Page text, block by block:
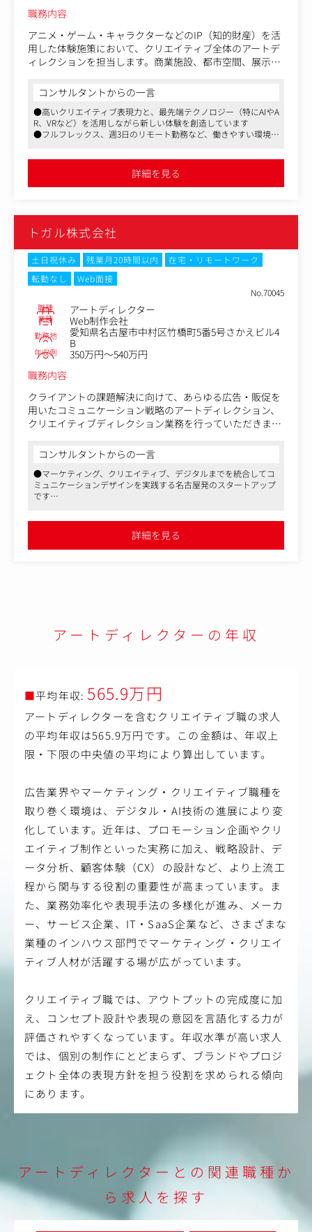
職務内容
アニメ・ゲーム・キャラクターなどのIP（知的財産）を活
用した体験施策において、クリエイティブ全体のアートデ
ィレクションを担当します。商業施設、都市空間、展示・
フィールドで、IPが本来持つ世界観や魅力を最大限に活か
しながら、リアルとデジタルが融合した新しい体験価値を
創出していただきます。
原作・作品の世界観を深く理解し、それを空間・グラフィ
る体験を、デザインとディレクションの力で実現する役割
ィレクション
・原作／版元のトーン＆マナー、レギュレーションを踏ま
えた世界観・コンセプト設計・キービジュアル／空間内ビ
ジュアル／グラフィック／デジタル演出のディレクション
・ライセンサー（版権元）との監修対応・折衝・品質調整
・社内デザイナーや外部パートナーへのディレクション、
制作進行・品質管理
・企画・体験設計フェーズからの上流での関与
コンサルタントからの一言
●高いクリエイティブ表現力と、最先端テクノロジー（特にAIやA
R、VRなど）を活用しながら新しい体験を創造しています
●フルフレックス、週3日のリモート勤務など、働きやすい環境が
解決など様々な案件を担当いただきます
詳細を見る
トガル株式会社
土日祝休み 残業月20時間以内
在宅・リモートワーク
転勤なし
Web面接
No.70045
職種 アートディレクター
業種 Web制作会社
勤務地
愛知県名古屋市中村区竹橋町5番5号さかえビル4
B
年収例
350万円～540万円
職務内容
クライアントの課題解決に向けて、あらゆる広告・販促を
用いたコミュニケーション戦略のアートディレクション、
クリエイティブディレクション業務を行っていただきま
大手代理店や地場企業から厚い信頼を寄せられており、既
存顧客や紹介企業からの案件獲得がほとんどです。
制作案件における窓口として、クライアントとの打ち合わ
せから携わっていただきます。
受注に繋げていきます。
で、自身のスキル向上にも繋がります。
・企画提案
・制作進行管理
・デザイン制作
・スケジュール調整
・制作スタッフのディレクション
・クオリティチェック
制作媒体は、Webサイトを中心に、グラフィック・映像・
CI/VI開発など多様な案件が発生します。
現在は代表がクリエイティブディレクターとして同業務を
メインで担当されています。
将来的には代表からクライアントを引き継ぎ、同社の中心
として活躍いただける方を求めています。
また、同社では自社事業としてSNSを使った町おこしの活
動や、産学官連携のプロジェクトにも参画しています。
クリエイティブエージェンシーとしてのクライアントワー
クだけでなく、地域貢献性の高い事業にも取り組むチャン
スがあります。
コンサルタントからの一言
●マーケティング、クリエイティブ、デジタルまでを統合してコ
ミュニケーションデザインを実践する名古屋発のスタートアップ
です
●短時間正社員や在宅勤務の相談にも応じていただけるなど、柔
軟な働き方を推奨しています。また、代表がPTA会長を務めてい
た経験から、子育てをする親御さんへの理解が深く、「PTA役員
詳細を見る
アートディレクターの年収
■平均年収: 565.9万円
アートディレクターを含むクリエイティブ職の求人
の平均年収は565.9万円です。この金額は、年収上
限・下限の中央値の平均により算出しています。
広告業界やマーケティング・クリエイティブ職種を
取り巻く環境は、デジタル・AI技術の進展により変
化しています。近年は、プロモーション企画やクリ
エイティブ制作といった実務に加え、戦略設計、デ
ータ分析、顧客体験（CX）の設計など、より上流工
程から関与する役割の重要性が高まっています。ま
た、業務効率化や表現手法の多様化が進み、メーカ
ー、サービス企業、IT・SaaS企業など、さまざまな
業種のインハウス部門でマーケティング・クリエイ
ティブ人材が活躍する場が広がっています。
クリエイティブ職では、アウトプットの完成度に加
え、コンセプト設計や表現の意図を言語化する力が
評価されやすくなっています。年収水準が高い求人
では、個別の制作にとどまらず、ブランドやプロジ
ェクト全体の表現方針を担う役割を求められる傾向
にあります。
アートディレクターとの関連職種か
ら求人を探す